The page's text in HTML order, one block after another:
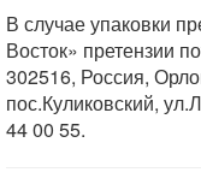
В случае упаковки
Восток» претензии
302516, Россия,
пос.Куликовский,
44 00 55.